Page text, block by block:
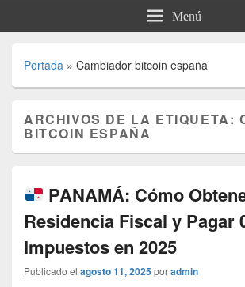
Menú
Portada » Cambiador bitcoin españa
ARCHIVOS DE LA ETIQUETA:
BITCOIN ESPAÑA
PANAMÁ: Cómo
Residencia Fiscal y Pagar
Impuestos en 2025
Publicado el agosto 11, 2025poradmin